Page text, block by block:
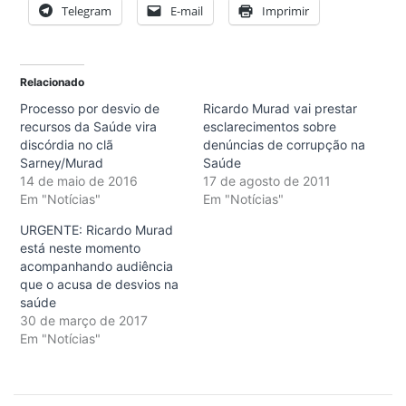
Telegram E-mail Imprimir
Relacionado
Processo por desvio de
recursos da Saúde vira
discórdia no clã
Sarney/Murad
14 de maio de 2016
Em "Notícias"
Ricardo Murad vai prestar
esclarecimentos sobre
denúncias de corrupção na
Saúde
17 de agosto de 2011
Em "Notícias"
URGENTE: Ricardo Murad
está neste momento
acompanhando audiência
que o acusa de desvios na
saúde
30 de março de 2017
Em "Notícias"